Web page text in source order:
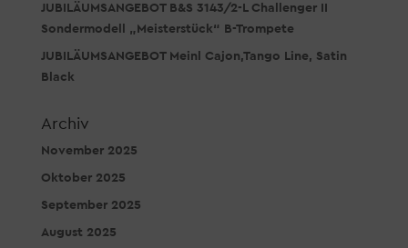
JUBILÄUMSANGEBOT B&S 3143/2-L Challenger II
Sondermodell „Meisterstück“ B-Trompete
JUBILÄUMSANGEBOT Meinl Cajon,Tango Line, Satin
Black
Archiv
November 2025
Oktober 2025
September 2025
August 2025